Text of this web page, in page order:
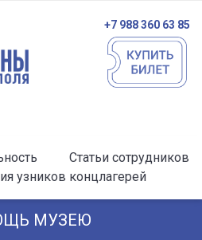
+7 988 360 63 85
Статьи сотрудников
узников концлагерей
МУЗЕЮ